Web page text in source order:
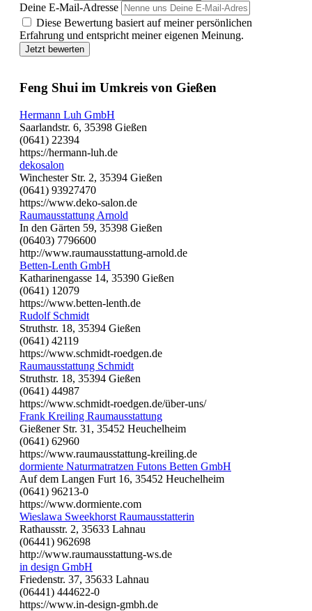
Deine E-Mail-Adresse
Diese Bewertung basiert auf meiner persönlichen
Erfahrung und entspricht meiner eigenen Meinung.
Jetzt bewerten
Feng Shui im Umkreis von Gießen
Hermann Luh GmbH
Saarlandstr. 6, 35398 Gießen
(0641) 22394
https://hermann-luh.de
dekosalon
Winchester Str. 2, 35394 Gießen
(0641) 93927470
https://www.deko-salon.de
Raumausstattung Arnold
In den Gärten 59, 35398 Gießen
(06403) 7796600
http://www.raumausstattung-arnold.de
Betten-Lenth GmbH
Katharinengasse 14, 35390 Gießen
(0641) 12079
https://www.betten-lenth.de
Rudolf Schmidt
Struthstr. 18, 35394 Gießen
(0641) 42119
https://www.schmidt-roedgen.de
Raumausstattung Schmidt
Struthstr. 18, 35394 Gießen
(0641) 44987
https://www.schmidt-roedgen.de/über-uns/
Frank Kreiling Raumausstattung
Gießener Str. 31, 35452 Heuchelheim
(0641) 62960
https://www.raumausstattung-kreiling.de
dormiente Naturmatratzen Futons Betten GmbH
Auf dem Langen Furt 16, 35452 Heuchelheim
(0641) 96213-0
https://www.dormiente.com
Wieslawa Sweekhorst Raumausstatterin
Rathausstr. 2, 35633 Lahnau
(06441) 962698
http://www.raumausstattung-ws.de
in design GmbH
Friedenstr. 37, 35633 Lahnau
(06441) 444622-0
https://www.in-design-gmbh.de